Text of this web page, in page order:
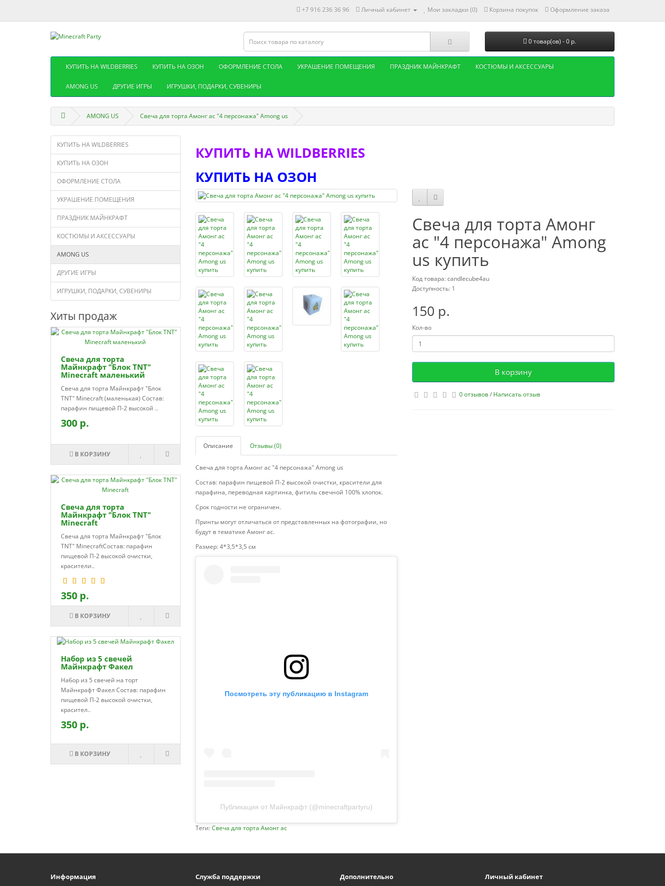
+7 916 236 36 96 Личный кабинет Мои закладки (0) Корзина покупок Оформление заказа
0 товар(ов) - 0 р.
КУПИТЬ НА WILDBERRIES КУПИТЬ НА ОЗОН ОФОРМЛЕНИЕ СТОЛА УКРАШЕНИЕ ПОМЕЩЕНИЯ ПРАЗДНИК МАЙНКРАФТ КОСТЮМЫ И АКСЕССУАРЫ
AMONG US ДРУГИЕ ИГРЫ ИГРУШКИ, ПОДАРКИ, СУВЕНИРЫ
AMONG US Свеча для торта Амонг ас "4 персонажа" Among us
КУПИТЬ НА WILDBERRIES
КУПИТЬ НА ОЗОН
ОФОРМЛЕНИЕ СТОЛА
УКРАШЕНИЕ ПОМЕЩЕНИЯ
ПРАЗДНИК МАЙНКРАФТ
КОСТЮМЫ И АКСЕССУАРЫ
AMONG US
ДРУГИЕ ИГРЫ
ИГРУШКИ, ПОДАРКИ, СУВЕНИРЫ
Хиты продаж
Свеча для торта
Майнкрафт "Блок TNT"
Minecraft маленький
Свеча для торта Майнкрафт "Блок
TNT" Minecraft (маленькая) Состав:
парафин пищевой П-2 высокой ..
300 р.
В КОРЗИНУ
Свеча для торта
Майнкрафт "Блок TNT"
Minecraft
Свеча для торта Майнкрафт "Блок
TNT" MinecraftСостав: парафин
пищевой П-2 высокой очистки,
красители..
350 р.
В КОРЗИНУ
Набор из 5 свечей
Майнкрафт Факел
Набор из 5 свечей на торт
Майнкрафт Факел Состав: парафин
пищевой П-2 высокой очистки,
красител..
350 р.
В КОРЗИНУ
КУПИТЬ НА WILDBERRIES
КУПИТЬ НА ОЗОН
Описание Отзывы (0)
Свеча для торта Амонг ас "4 персонажа" Among us
Состав: парафин пищевой П-2 высокой очистки, красители для
парафина, переводная картинка, фитиль свечной 100% хлопок.
Срок годности не ограничен.
Принты могут отличаться от представленных на фотографии, но
будут в тематике Амонг ас.
Размер: 4*3,5*3,5 см
Посмотреть эту публикацию в Instagram
Публикация от Майнкрафт (@minecraftpartyru)
Свеча для торта Амонг
ас "4 персонажа" Among
us купить
Код товара: candlecube4au
Доступность: 1
150 р.
Кол-во
В корзину
0 отзывов/ Написать отзыв
Теги:Свеча для торта Амонг ас
Информация Служба поддержки Дополнительно Личный кабинет